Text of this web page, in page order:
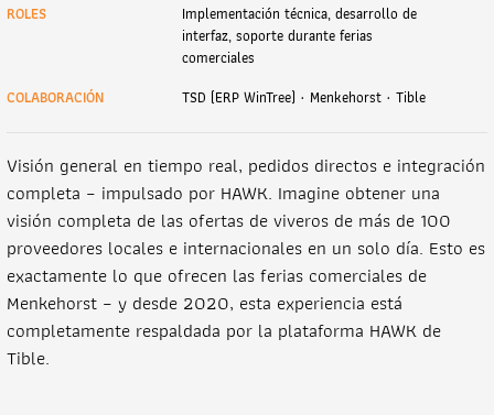
ROLES
Implementación técnica, desarrollo de
interfaz, soporte durante ferias
comerciales
COLABORACIÓN
TSD (ERP WinTree) · Menkehorst · Tible
Visión general en tiempo real, pedidos directos e integración
completa – impulsado por HAWK. Imagine obtener una
visión completa de las ofertas de viveros de más de 100
proveedores locales e internacionales en un solo día. Esto es
exactamente lo que ofrecen las ferias comerciales de
Menkehorst – y desde 2020, esta experiencia está
completamente respaldada por la plataforma HAWK de
Tible.